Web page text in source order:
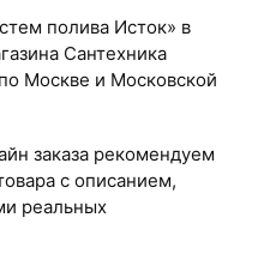
полива Исток» в
Сантехника
Москве и Московской
заказа рекомендуем
с описанием,
реальных